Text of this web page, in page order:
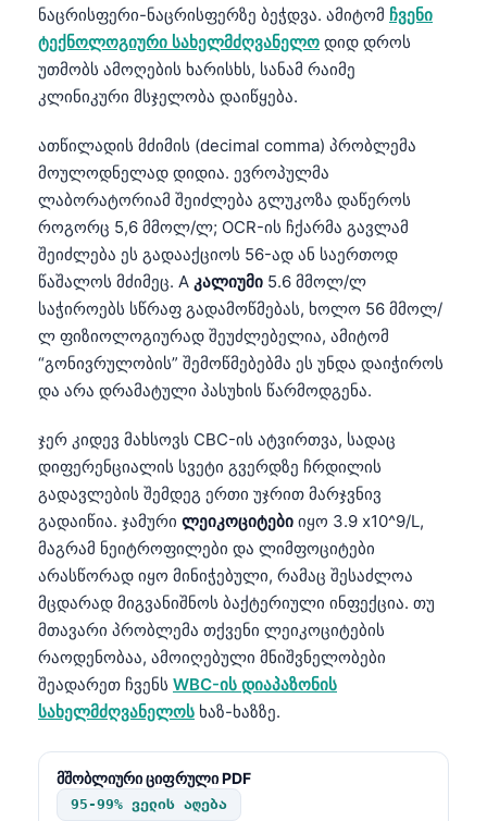
ნაცრისფერი-ნაცრისფერზე ბეჭდვა. ამიტომ ჩვენი
ტექნოლოგიური სახელმძღვანელო დიდ დროს
უთმობს ამოღების ხარისხს, სანამ რაიმე
კლინიკური მსჯელობა დაიწყება.
ათწილადის მძიმის (decimal comma) პრობლემა
მოულოდნელად დიდია. ევროპულმა
ლაბორატორიამ შეიძლება გლუკოზა დაწეროს
როგორც 5,6 მმოლ/ლ; OCR-ის ჩქარმა გავლამ
შეიძლება ეს გადააქციოს 56-ად ან საერთოდ
წაშალოს მძიმეც. A კალიუმი 5.6 მმოლ/ლ
საჭიროებს სწრაფ გადამოწმებას, ხოლო 56 მმოლ/
ლ ფიზიოლოგიურად შეუძლებელია, ამიტომ
“გონივრულობის” შემოწმებებმა ეს უნდა დაიჭიროს
და არა დრამატული პასუხის წარმოდგენა.
ჯერ კიდევ მახსოვს CBC-ის ატვირთვა, სადაც
დიფერენციალის სვეტი გვერდზე ჩრდილის
გადავლების შემდეგ ერთი უჯრით მარჯვნივ
გადაიწია. ჯამური ლეიკოციტები იყო 3.9 x10^9/L,
მაგრამ ნეიტროფილები და ლიმფოციტები
არასწორად იყო მინიჭებული, რამაც შესაძლოა
მცდარად მიგვანიშნოს ბაქტერიული ინფექცია. თუ
მთავარი პრობლემა თქვენი ლეიკოციტების
რაოდენობაა, ამოიღებული მნიშვნელობები
შეადარეთ ჩვენს WBC-ის დიაპაზონის
სახელმძღვანელოს ხაზ-ხაზზე.
მშობლიური ციფრული PDF
95-99% ველის აღება